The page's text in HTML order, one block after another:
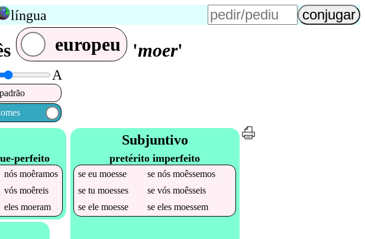
língua
europeu 'moer'
A
perfeito
nósmoêramos
vósmoêreis
elesmoeram
Subjuntivo
pretérito imperfeito
seeumoesse senósmoêssemos
setumoesses sevósmoêsseis
seelemoesse seelesmoessem